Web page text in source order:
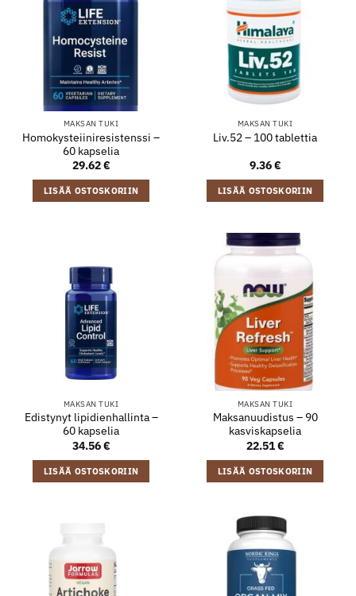
MAKSAN TUKI
Homokysteiiniresistenssi –
60 kapselia
29.62€
LISÄÄ OSTOSKORIIN
MAKSAN TUKI
Liv.52 – 100 tablettia
9.36€
LISÄÄ OSTOSKORIIN
MAKSAN TUKI
Edistynyt lipidienhallinta –
60 kapselia
34.56€
LISÄÄ OSTOSKORIIN
MAKSAN TUKI
Maksanuudistus – 90
kasviskapselia
22.51€
LISÄÄ OSTOSKORIIN